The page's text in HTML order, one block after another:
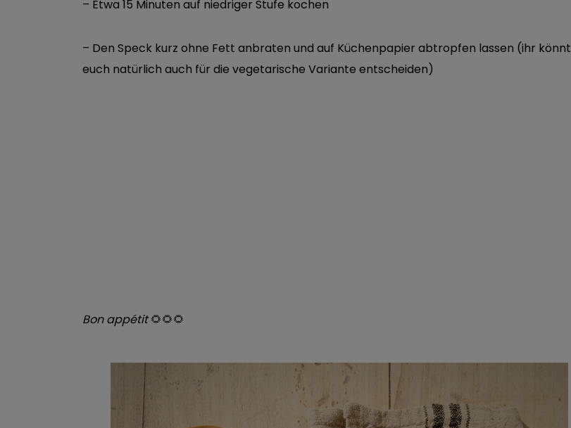
– Etwa 15 Minuten auf niedriger Stufe kochen
– Den Speck kurz ohne Fett anbraten und auf Küchenpapier abtropfen lassen (ihr könnt
euch natürlich auch für die vegetarische Variante entscheiden)
Bon appétit🌻🌻🌻